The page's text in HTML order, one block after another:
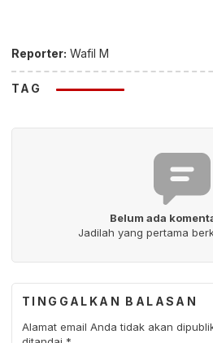
Reporter: Wafil M
TAG
Belum ada
Jadilah yang pertama
TINGGALKAN BALASAN
Alamat email Anda tidak akan